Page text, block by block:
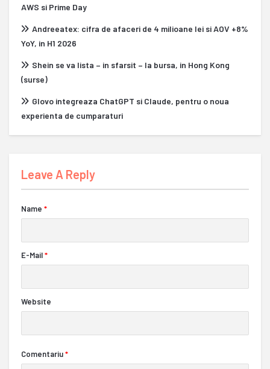
AWS si Prime Day
Andreeatex: cifra de afaceri de 4 milioane lei si AOV +8%
YoY, in H1 2026
Shein se va lista – in sfarsit – la bursa, in Hong Kong
(surse)
Glovo integreaza ChatGPT si Claude, pentru o noua
experienta de cumparaturi
Leave A Reply
Name *
E-Mail*
Website
Comentariu*